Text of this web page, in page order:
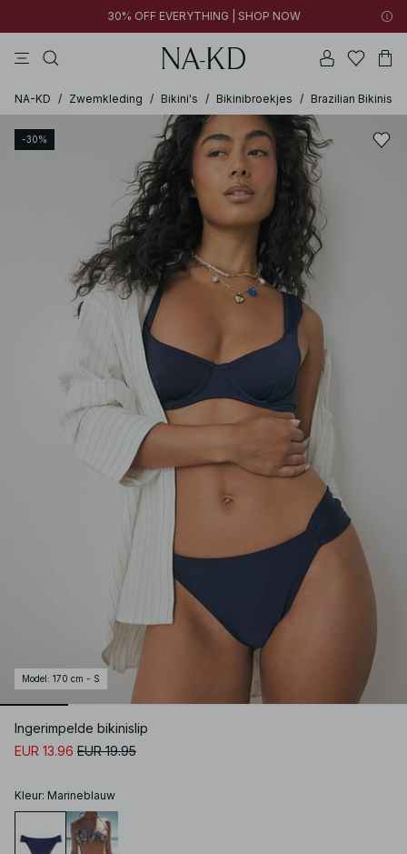
30% OFF EVERYTHING | SHOP NOW
NA-KD / Zwemkleding / Bikini's / Bikinibroekjes / Brazilian Bikinis
-30%
Model : 170 cm - S
Ingerimpelde bikinislip
EUR 13.96 EUR 19.95
Kleur: Marineblauw